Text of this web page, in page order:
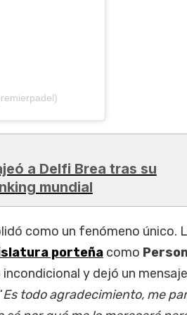
a Delfi Brea tras su
mundial
como un fenómeno único.
porteñacomo
y dejó un
Es todo agradecimiento, me